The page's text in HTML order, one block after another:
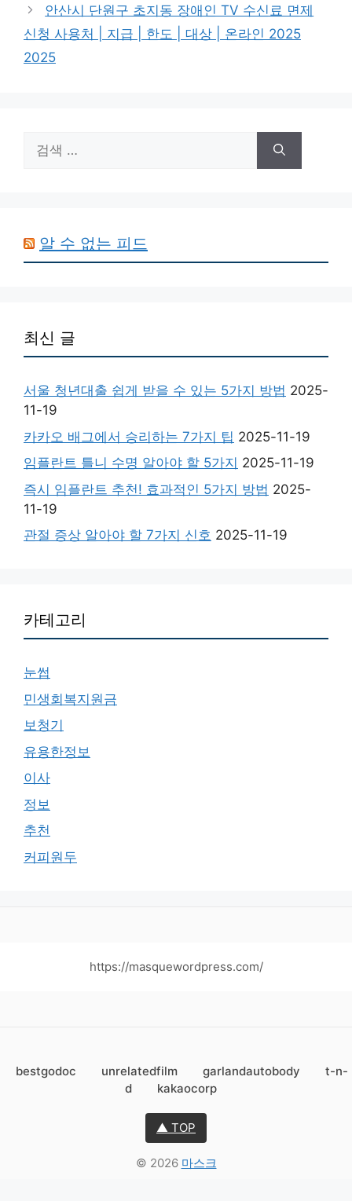
안산시 단원구 초지동 장애인 TV 수신료 면제
신청 사용처 | 지급 | 한도 | 대상 | 온라인 2025
2025
색:
알 수 없는 피드
최신 글
서울 청년대출 쉽게 받을 수 있는 5가지 방법 2025-
11-19
카카오 배그에서 승리하는 7가지 팁 2025-11-19
임플란트 틀니 수명 알아야 할 5가지 2025-11-19
즉시 임플란트 추천! 효과적인 5가지 방법 2025-
11-19
관절 증상 알아야 할 7가지 신호 2025-11-19
카테고리
눈썹
민생회복지원금
보청기
유용한정보
이사
정보
추천
커피원두
https://masquewordpress.com/
bestgodoc unrelatedfilm garlandautobody
t-n-
d
kakaocorp
▲ TOP
© 2026 마스크